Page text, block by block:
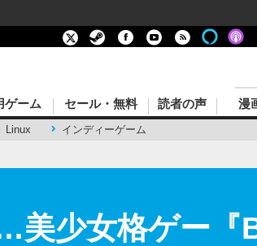
Linux インディーゲーム
ゲーム セール・無料 読者の声 漫
美少女格ゲー『